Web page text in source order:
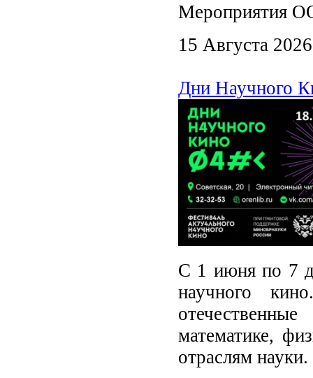
Мероприятия
15 Августа
Дни Научного
С 1 июня по 7
научного
математике,
отраслям науки.